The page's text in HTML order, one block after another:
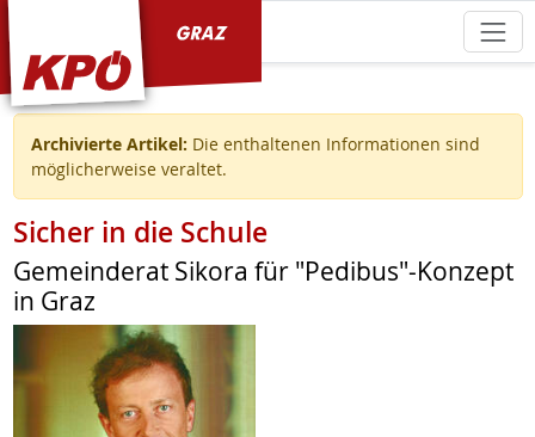
Archivierte Artikel: Die enthaltenen Informationen sind
möglicherweise veraltet.
Sicher in die Schule
Gemeinderat Sikora für "Pedibus"-Konzept
in Graz